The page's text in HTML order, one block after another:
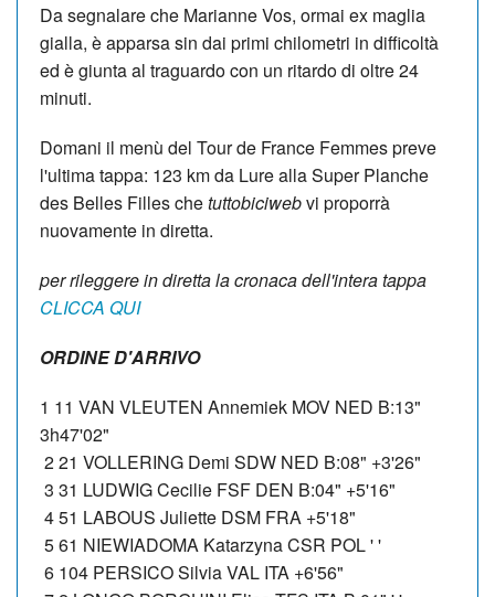
Da segnalare che Marianne Vos, ormai ex maglia
gialla, è apparsa sin dai primi chilometri in difficoltà
ed è giunta al traguardo con un ritardo di oltre 24
minuti.
Domani il menù del Tour de France Femmes preve
l'ultima tappa: 123 km da Lure alla Super Planche
des Belles Filles chetuttobiciwebvi proporrà
nuovamente in diretta.
per rileggere in diretta la cronaca dell'intera tappa
CLICCA QUI
ORDINE D'ARRIVO
1 11 VAN VLEUTEN Annemiek MOV NED B:13"
3h47'02"
2 21 VOLLERING Demi SDW NED B:08" +3'26"
3 31 LUDWIG Cecilie FSF DEN B:04" +5'16"
4 51 LABOUS Juliette DSM FRA +5'18"
5 61 NIEWIADOMA Katarzyna CSR POL ' '
6 104 PERSICO Silvia VAL ITA +6'56"